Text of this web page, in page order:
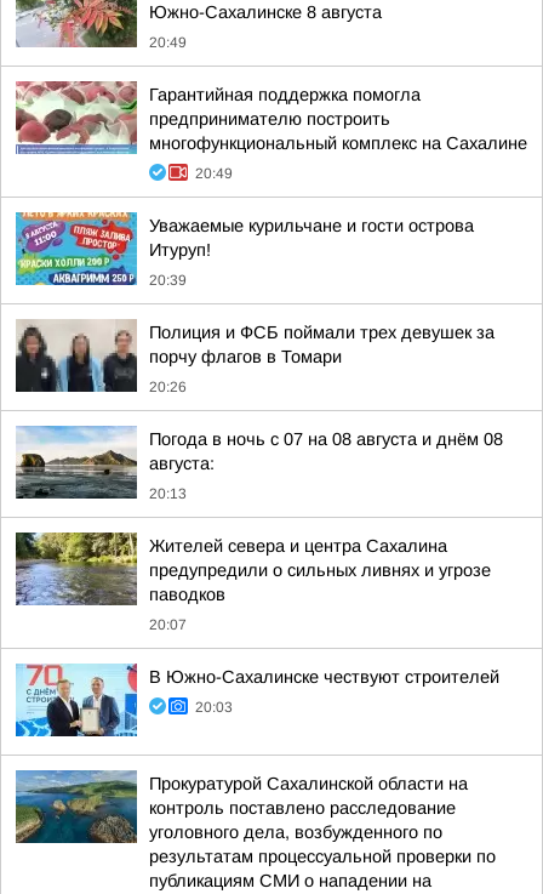
Южно-Сахалинске 8 августа
20:49
Гарантийная поддержка помогла
предпринимателю построить
многофункциональный комплекс на Сахалине
20:49
Уважаемые курильчане и гости острова
Итуруп!
20:39
Полиция и ФСБ поймали трех девушек за
порчу флагов в Томари
20:26
Погода в ночь с 07 на 08 августа и днём 08
августа:
20:13
Жителей севера и центра Сахалина
предупредили о сильных ливнях и угрозе
паводков
20:07
В Южно-Сахалинске чествуют строителей
20:03
Прокуратурой Сахалинской области на
контроль поставлено расследование
уголовного дела, возбужденного по
результатам процессуальной проверки по
публикациям СМИ о нападении на